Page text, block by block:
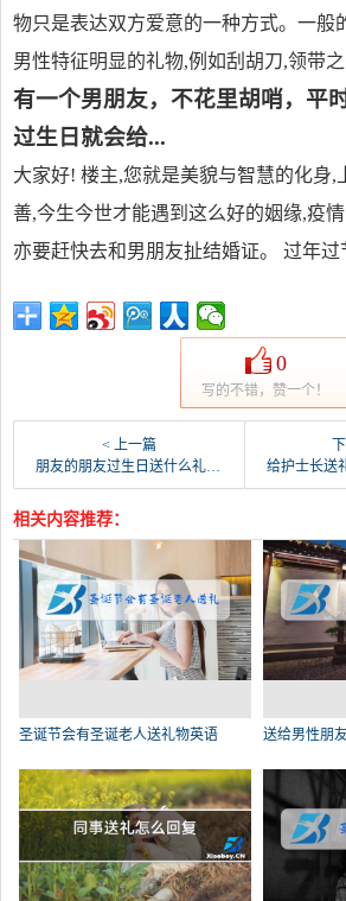
物只是表达双方爱意的一种方式。一般
男性特征明显的礼物,例如刮胡刀,领带之
有一个男朋友，不花里胡哨，平
过生日就会给...
大家好! 楼主,您就是美貌与智慧的化身,
善,今生今世才能遇到这么好的姻缘,疫
亦要赶快去和男朋友扯结婚证。 过年过
0
写的不错，赞一个！
< 上一篇
朋友的朋友过生日送什么礼物好
给护士长送
相关内容推荐：
圣诞节会有圣诞老人送礼物英语 送给男性朋